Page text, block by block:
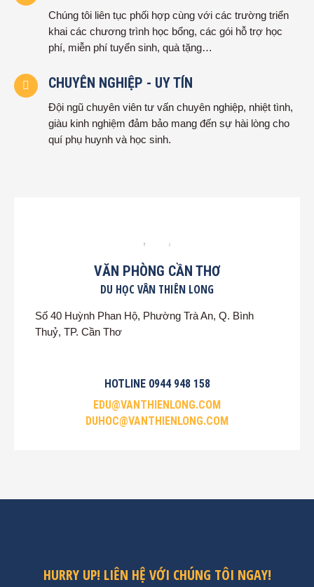
Chúng tôi liên tục phối hợp cùng với các trường triển
khai các chương trình học bổng, các gói hỗ trợ học
phí, miễn phí tuyển sinh, quà tặng…
CHUYÊN NGHIỆP - UY TÍN
Đội ngũ chuyên viên tư vấn chuyên nghiệp, nhiệt tình,
giàu kinh nghiệm đảm bảo mang đến sự hài lòng cho
quí phụ huynh và học sinh.
VĂN PHÒNG CẦN THƠ
DU HỌC VÂN THIÊN LONG
Số 40 Huỳnh Phan Hộ, Phường Trà An, Q. Bình
Thuỷ, TP. Cần Thơ
HOTLINE 0944 948 158
EDU@VANTHIENLONG.COM
DUHOC@VANTHIENLONG.COM
HURRY UP! LIÊN HỆ VỚI CHÚNG TÔI NGAY!